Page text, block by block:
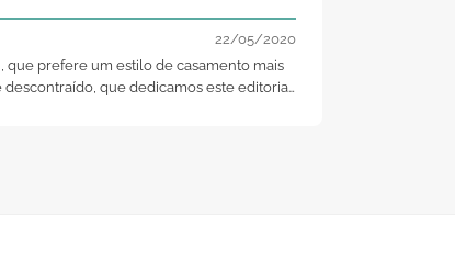
22/05/2020
que prefere um estilo de casamento mais
descontraído, que dedicamos este editorial